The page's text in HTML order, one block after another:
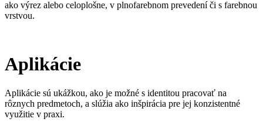
ako výrez alebo celoplošne, v plnofarebnom prevedení či s farebnou
vrstvou.
Aplikácie
Aplikácie sú ukážkou, ako je možné s identitou pracovať na
rôznych predmetoch, a slúžia ako inšpirácia pre jej konzistentné
využitie v praxi.